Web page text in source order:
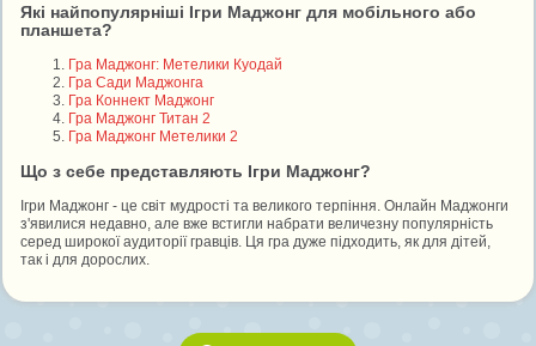
Які найпопулярніші Ігри Маджонг для мобільного або
планшета?
Гра Маджонг: Метелики Куодай
Гра Сади Маджонга
Гра Коннект Маджонг
Гра Маджонг Титан 2
Гра Маджонг Метелики 2
Що з себе представляють Ігри Маджонг?
Ігри Маджонг - це світ мудрості та великого терпіння. Онлайн Маджонги
з'явилися недавно, але вже встигли набрати величезну популярність
серед широкої аудиторії гравців. Ця гра дуже підходить, як для дітей,
так і для дорослих.